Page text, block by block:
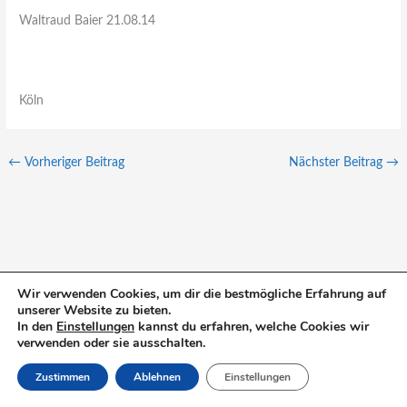
Waltraud Baier 21.08.14
Köln
← Vorheriger Beitrag Nächster Beitrag →
S
u
h
Wir verwenden Cookies, um dir die bestmögliche Erfahrung auf
unserer Website zu bieten.
In den Einstellungen kannst du erfahren, welche Cookies wir
verwenden oder sie ausschalten.
Zustimmen Ablehnen Einstellungen